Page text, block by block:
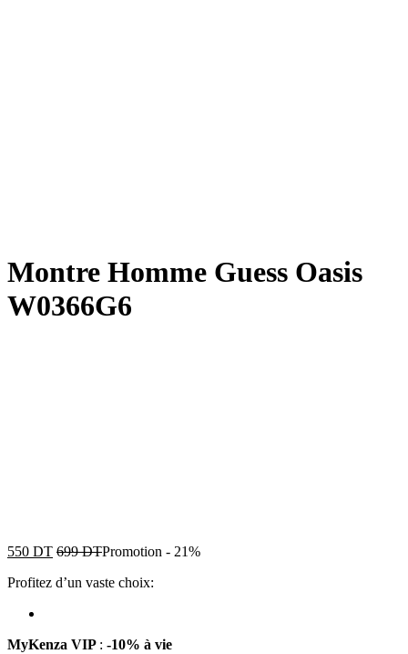
Montre Homme Guess Oasis
W0366G6
550 DT 699DTPromotion - 21%
Profitez d’un vaste choix:
MyKenza VIP : -10% à vie